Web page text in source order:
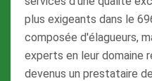
plus exigeants dans le
composée d'élagueurs,
experts en leur domaine
devenus un prestataire